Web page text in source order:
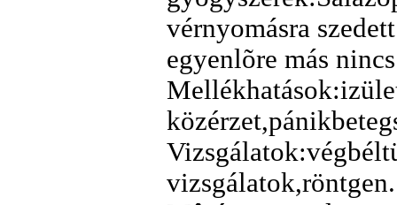
vérnyomásra
egyenlõre más
vizsgálatok,röntgen.